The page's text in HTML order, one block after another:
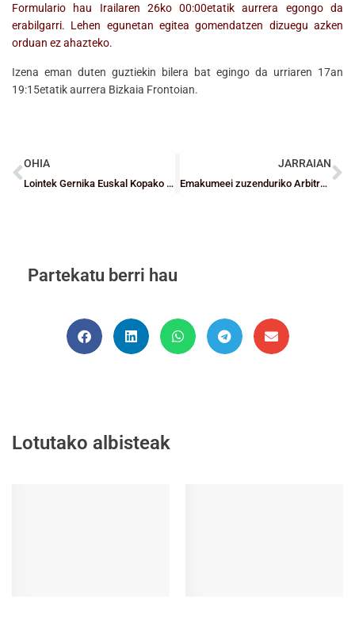
Formulario hau Irailaren 26ko 00:00etatik aurrera egongo da
erabilgarri. Lehen egunetan egitea gomendatzen dizuegu azken
orduan ez ahazteko.
Izena eman duten guztiekin bilera bat egingo da urriaren 17an
19:15etatik aurrera Bizkaia Frontoian.
OHIA
Lointek Gernika Euskal Kopako txapeldunordetzarekin konformatu behar da
JARRAIAN
Emakumeei zuzenduriko Arbitro eta Mahaiko Ofizialen Ikastaroa
Partekatu berri hau
Lotutako albisteak